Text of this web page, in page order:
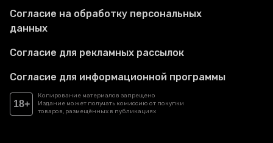
Согласие на обработку персональных
данных
Согласие для рекламных рассылок
Согласие для информационной программы
18+
Копирование материалов запрещено
Издание может получать комиссию от покупки
товаров, размещённых в публикациях